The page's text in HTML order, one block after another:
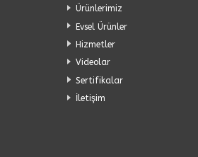
Ürünlerimiz
Evsel Ürünler
Hizmetler
Videolar
Sertifikalar
İletişim